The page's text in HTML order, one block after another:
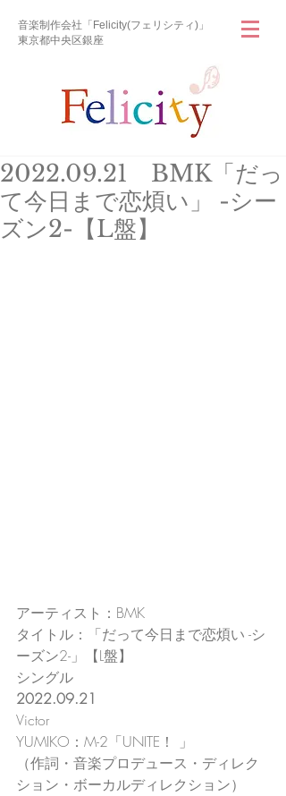
音楽制作会社「Felicity(フェリシティ)」
東京都中央区銀座
2022.09.21 BMK「だっ
て今日まで恋煩い」 -シー
ズン2-【L盤】
アーティスト：BMK
タイトル：「だって今日まで恋煩い -シ
ーズン2-」【L盤】
シングル
2022.09.21
Victor
YUMIKO：M-2「UNITE！ 」
（作詞・音楽プロデュース・ディレク
ション・ボーカルディレクション）